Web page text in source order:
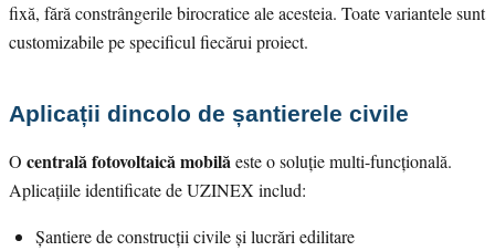
fixă, fără constrângerile birocratice ale acesteia. Toate variantele sunt
customizabile pe specificul fiecărui proiect.
Aplicații dincolo de șantierele civile
O centrală fotovoltaică mobilăeste o soluție multi-funcțională.
Aplicațiile identificate de UZINEX includ:
Șantiere de construcții civile și lucrări edilitare